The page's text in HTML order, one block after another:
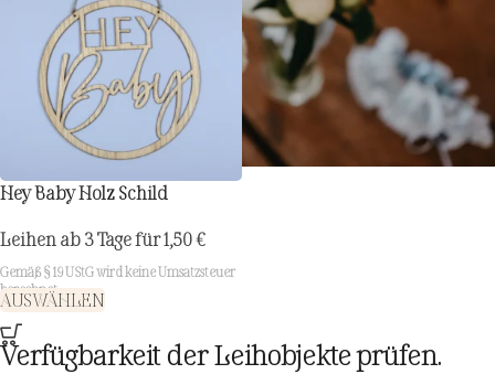
Verfügbarkeit der Leihobjekte prüfen.
Hey Baby Holz Schild
Leihen ab 3 Tage für1,50€
Gemäß § 19 UStG wird keine Umsatzsteuer
berechnet.
AUSWÄHLEN